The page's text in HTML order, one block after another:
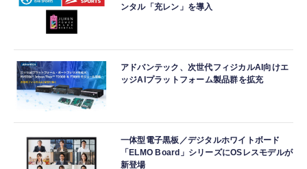
ンタル「充レン」を導入
アドバンテック、次世代フィジカルAI向けエ
ッジAIプラットフォーム製品群を拡充
一体型電子黒板／デジタルホワイトボード
「ELMO Board」シリーズにOSレスモデルが
新登場